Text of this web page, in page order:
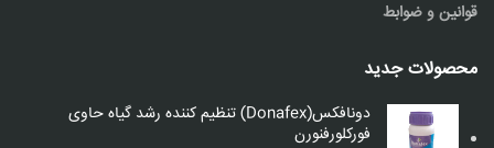
قوانین و ضوابط
محصولات جدید
دونافکس(Donafex) تنظیم کننده رشد گیاه حاوی
فورکلورفنورن